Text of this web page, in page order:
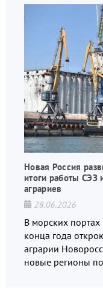
Новая Россия
итоги работы СЭЗ
аграриев
28.06.2026
В морских
конца года
аграрии
новые регионы